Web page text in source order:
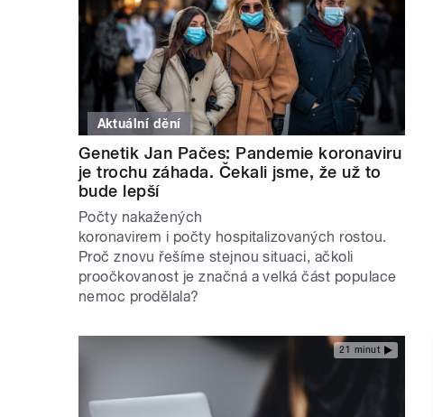
Aktuální dění
Genetik Jan Pačes: Pandemie koronaviru
je trochu záhada. Čekali jsme, že už to
bude lepší
Počty nakažených
koronavirem i počty hospitalizovaných rostou.
Proč znovu řešíme stejnou situaci, ačkoli
proočkovanost je značná a velká část populace
nemoc prodělala?
21 minut